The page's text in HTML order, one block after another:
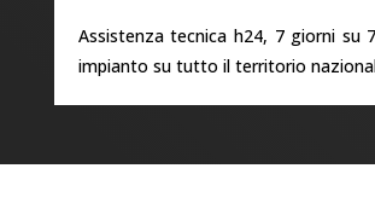
Assistenza tecnica h24, 7 giorni su
impianto su tutto il territorio